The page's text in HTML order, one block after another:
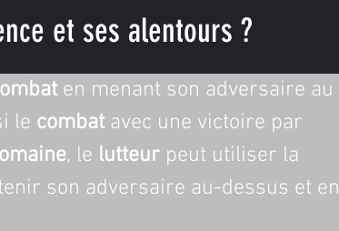
et ses alentours ?
en menant son adversaire au
le combat avec une victoire par
, le lutteur peut utiliser la
son adversaire au-dessus et en